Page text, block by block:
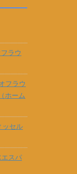
ラウ
フラウ
ホーム
ッセル
スパ